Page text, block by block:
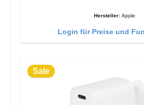
Hersteller: Apple
Login für Preise und
Sale